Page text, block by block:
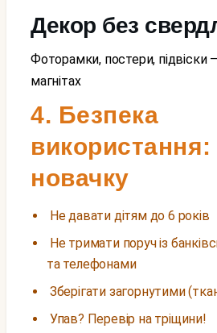
Декор без
Фоторамки, постери, підвіски — тримаються на
магнітах
4. Безпека
новачку
Не давати дітям до 6 років
Не тримати поруч із
та телефонами
Зберігати загорнутими
Упав? Перевір на тріщини!